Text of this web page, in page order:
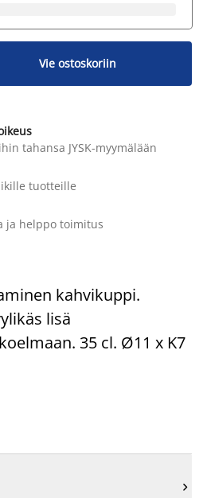
Vie ostoskoriin
tahansa JYSK-myymälään
tuotteille
ja helppo toimitus
kahvikuppi.
lisä
35 cl. Ø11 x K7
